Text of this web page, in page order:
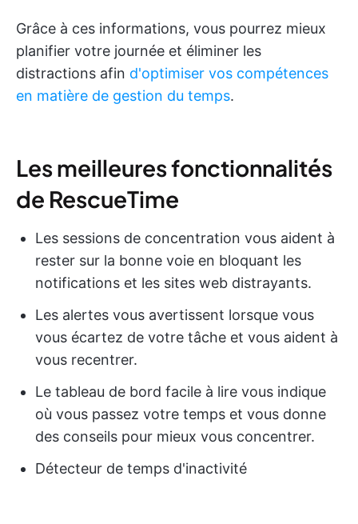
Grâce à ces informations, vous pourrez mieux
planifier votre journée et éliminer les
distractions afin d'optimiser vos compétences
en matière de gestion du temps.
Les meilleures fonctionnalités
de RescueTime
Les sessions de concentration vous aident à
rester sur la bonne voie en bloquant les
notifications et les sites web distrayants.
Les alertes vous avertissent lorsque vous
vous écartez de votre tâche et vous aident à
vous recentrer.
Le tableau de bord facile à lire vous indique
où vous passez votre temps et vous donne
des conseils pour mieux vous concentrer.
Détecteur de temps d'inactivité